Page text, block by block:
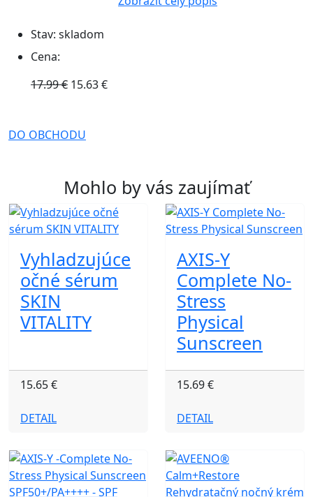
Stav: skladom
Cena:
17.99 € 15.63 €
DO OBCHODU
Mohlo by vás zaujímať
Vyhladzujúce
očné sérum
SKIN
VITALITY
15.65 €
DETAIL
AXIS-Y
Complete No-
Stress
Physical
Sunscreen
15.69 €
DETAIL